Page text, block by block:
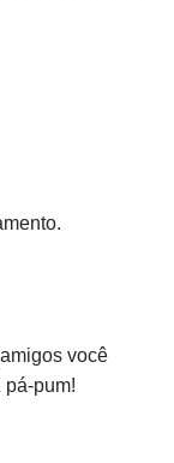
você
pá-pum!